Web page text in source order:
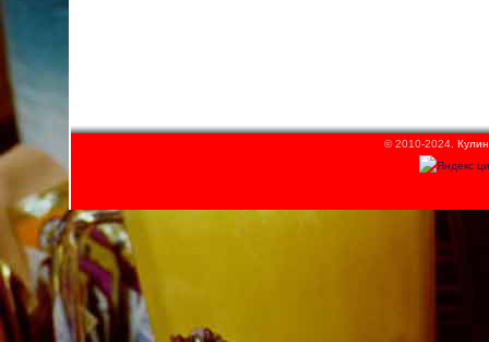
© 2010-2024.